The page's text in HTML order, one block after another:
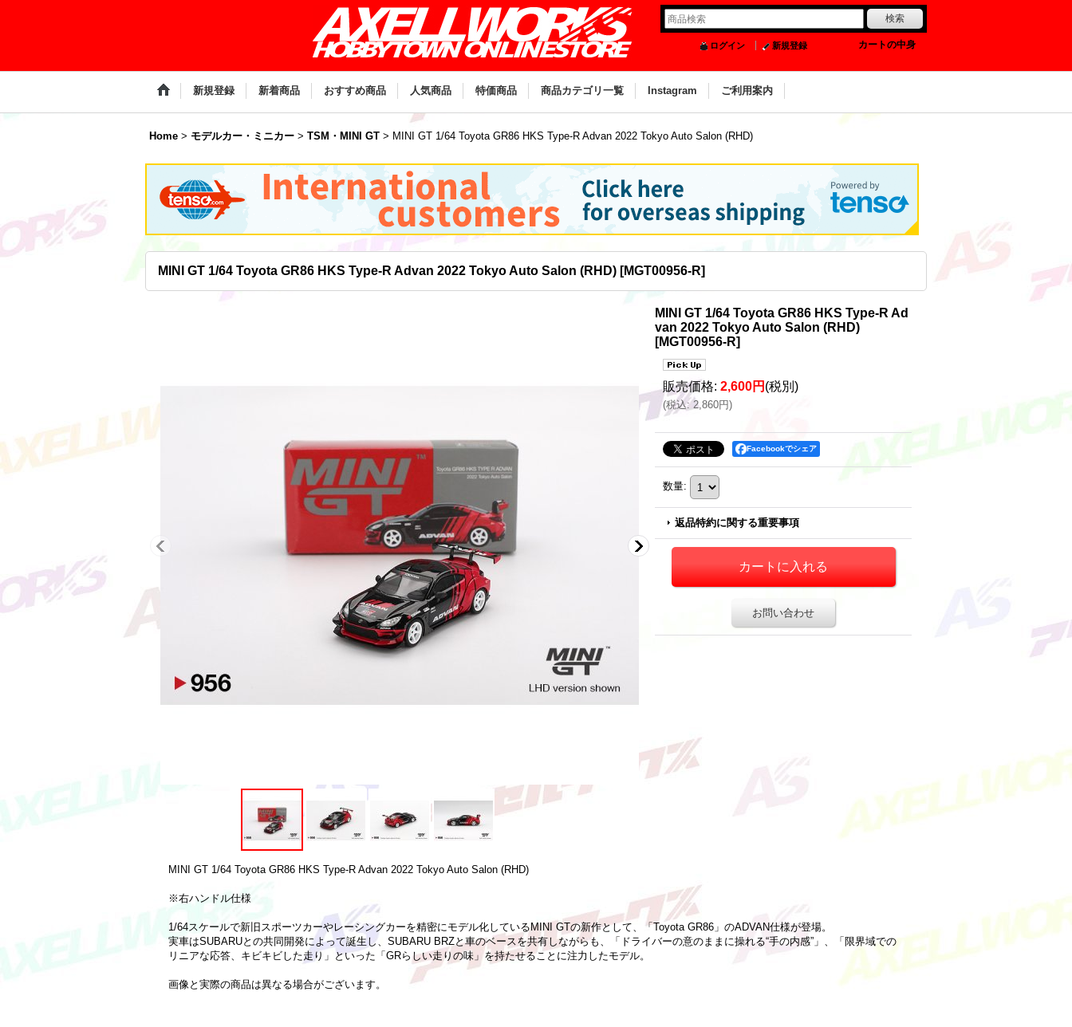
カートの中身
ログイン 新規登録
新規登録 新着商品 おすすめ商品 人気商品 特価商品 商品カテゴリ一覧 Instagram ご利用案内
Home > モデルカー・ミニカー > TSM・MINI GT > MINI GT 1/64 Toyota GR86 HKS Type-R Advan 2022 Tokyo Auto Salon (RHD)
MINI GT 1/64 Toyota GR86 HKS Type-R Advan 2022 Tokyo Auto Salon (RHD) [MGT00956-R]
MINI GT 1/64 Toyota GR86 HKS Type-R Ad
van 2022 Tokyo Auto Salon (RHD)
[MGT00956-R]
販売価格: 2,600円 (税別)
(税込: 2,860円)
Facebookでシェア
数量:
返品特約に関する重要事項
お問い合わせ
MINI GT 1/64 Toyota GR86 HKS Type-R Advan 2022 Tokyo Auto Salon (RHD)
※右ハンドル仕様
1/64スケールで新旧スポーツカーやレーシングカーを精密にモデル化しているMINI GTの新作として、「Toyota GR86」のADVAN仕様が登場。
実車はSUBARUとの共同開発によって誕生し、SUBARU BRZと車のベースを共有しながらも、「ドライバーの意のままに操れる“手の内感”」、「限界域での
リニアな応答、キビキビした走り」といった「GRらしい走りの味」を持たせることに注力したモデル。
画像と実際の商品は異なる場合がございます。